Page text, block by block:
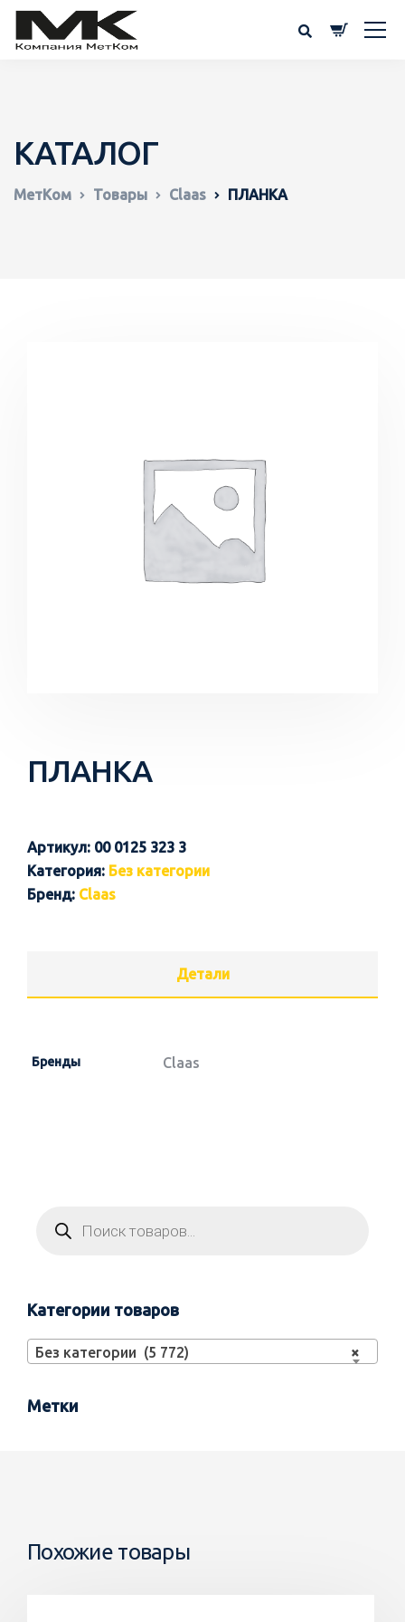
КАТАЛОГ
МетКом Товары Claas ПЛАНКА
ПЛАНКА
Артикул: 00 0125 323 3
Категория: Без категории
Бренд: Claas
Детали
Бренды Claas
Категории товаров
×
Без категории (5 772)
Метки
Похожие товары